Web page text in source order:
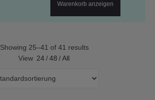
Warenkorb anzeigen
Showing 25–41 of 41 results
View 24 / 48 / All